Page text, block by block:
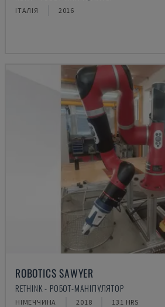
ІТАЛІЯ 2016
ROBOTICS SAWYER
RETHINK - РОБОТ-МАНІПУЛЯТОР
НІМЕЧЧИНА 2018 131 HRS